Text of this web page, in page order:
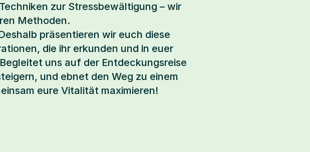
zur Stressbewältigung – wir
Methoden.
präsentieren wir euch diese
die ihr erkunden und in euer
uns auf der Entdeckungsreise
und ebnet den Weg zu einem
eure Vitalität maximieren!